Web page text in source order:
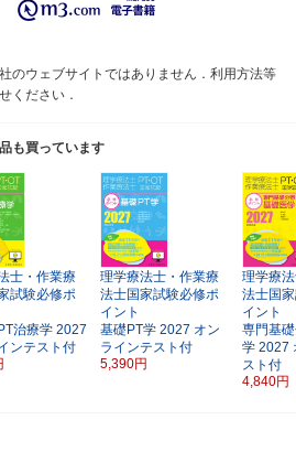
のウェブサイトではありません．利用方法等
ください．
も買っています
士・作業療
試験必修ポ
治療学 2027
ンテスト付
理学療法士・作業療
法士国家試験必修ポ
イント
基礎PT学 2027 オン
ラインテスト付
5,390円
理学療
法士国
イント
専門基
学 2027
スト付
4,840円